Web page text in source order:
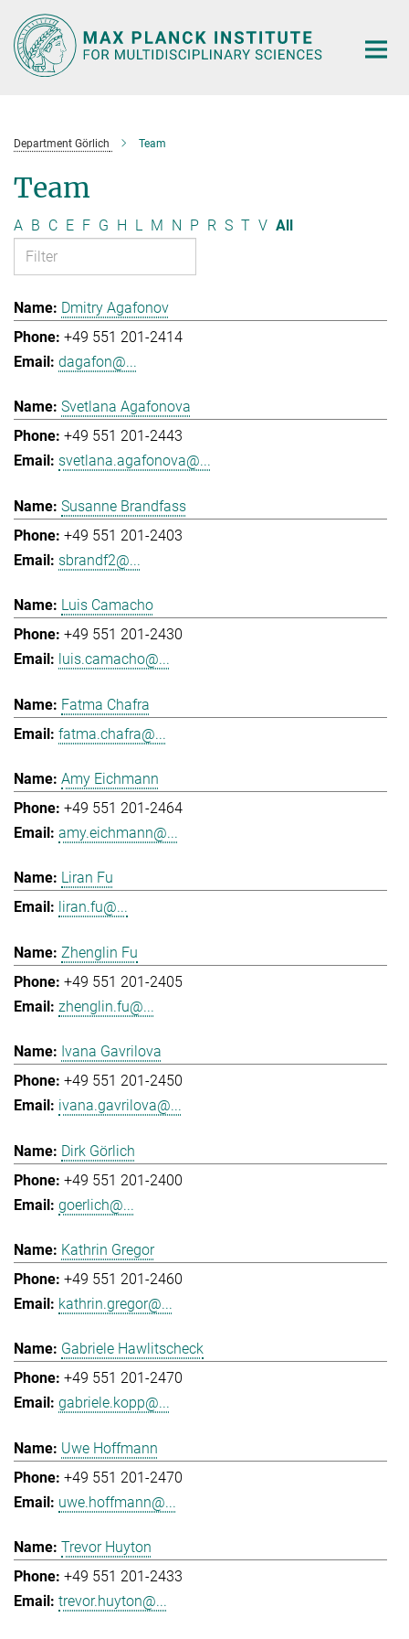
Main-
Content
Department Görlich Team
Team
A B C E F G H L M N P R S T V All
Dmitry Agafonov
+49 551 201-2414
dagafon@...
Svetlana Agafonova
+49 551 201-2443
svetlana.agafonova@...
Susanne Brandfass
+49 551 201-2403
sbrandf2@...
Luis Camacho
+49 551 201-2430
luis.camacho@...
Fatma Chafra
fatma.chafra@...
Amy Eichmann
+49 551 201-2464
amy.eichmann@...
Liran Fu
liran.fu@...
Zhenglin Fu
+49 551 201-2405
zhenglin.fu@...
Ivana Gavrilova
+49 551 201-2450
ivana.gavrilova@...
Dirk Görlich
+49 551 201-2400
goerlich@...
Kathrin Gregor
+49 551 201-2460
kathrin.gregor@...
Gabriele Hawlitscheck
+49 551 201-2470
gabriele.kopp@...
Uwe Hoffmann
+49 551 201-2470
uwe.hoffmann@...
Trevor Huyton
+49 551 201-2433
trevor.huyton@...